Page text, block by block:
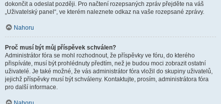
dokončit a odeslat později. Pro načtení rozepsaných zpráv přejděte na váš
„Uživatelský panel“, ve kterém naleznete odkaz na vaše rozepsané zprávy.
Nahoru
Proč musí být můj příspěvek schválen?
Administrátor fóra se mohl rozhodnout, že příspěvky ve fóru, do kterého
přispíváte, musí být prohlédnuty předtím, než je budou moci zobrazit ostatní
uživatelé. Je také možné, že vás administrátor fóra vložil do skupiny uživatelů,
jejichž příspěvky musí být schváleny. Kontaktujte, prosím, administrátora fóra
pro další informace.